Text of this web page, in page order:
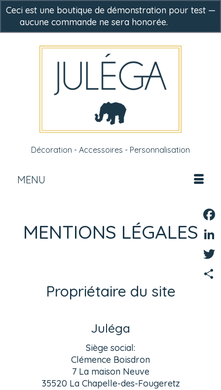
- 0,00€
Décoration - Accessoires - Personnalisation
MENU
MENTIONS LÉGALES
Propriétaire du site
Juléga
Siège social:
Clémence Boisdron
7 La maison Neuve
35520 La Chapelle-des-Fougeretz
Ceci est une boutique de démonstration pour test —
aucune commande ne sera honorée.